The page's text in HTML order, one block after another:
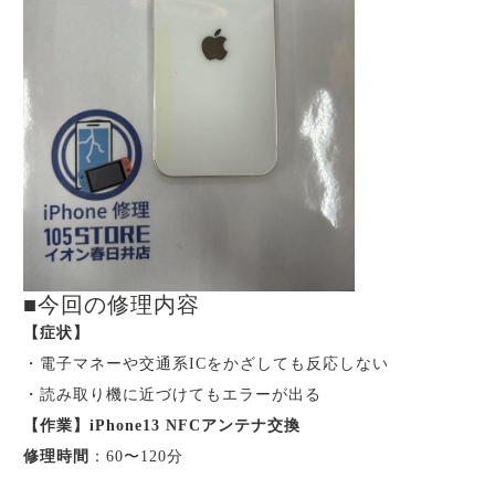
■今回の修理内容
【症状】
・電子マネーや交通系ICをかざしても反応しない
・読み取り機に近づけてもエラーが出る
【作業】iPhone13 NFCアンテナ交換
修理時間 ：60〜120分